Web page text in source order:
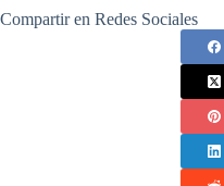
Compartir en Redes Sociales